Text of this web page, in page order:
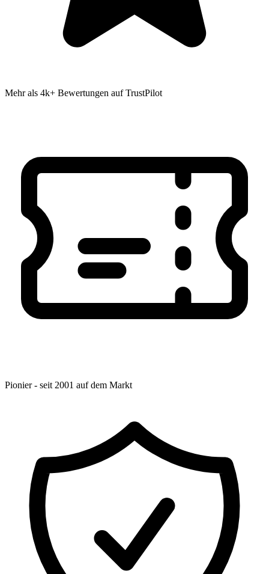
Mehr als 4k+ Bewertungen auf TrustPilot
Pionier - seit 2001 auf dem Markt